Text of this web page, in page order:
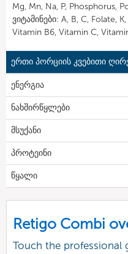
Mg, Mn, Na, P, Phosphorus,
ვიტამინები: A, B, C, Folate,
Vitamin B6, Vitamin C,
ერთი პორციის კვებითი
ენერგია
ნახშირწყლები
მსუქანი
პროტეინი
წყალი
Retigo Combi
Touch the professional